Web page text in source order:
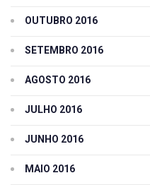
OUTUBRO 2016
SETEMBRO 2016
AGOSTO 2016
JULHO 2016
JUNHO 2016
MAIO 2016